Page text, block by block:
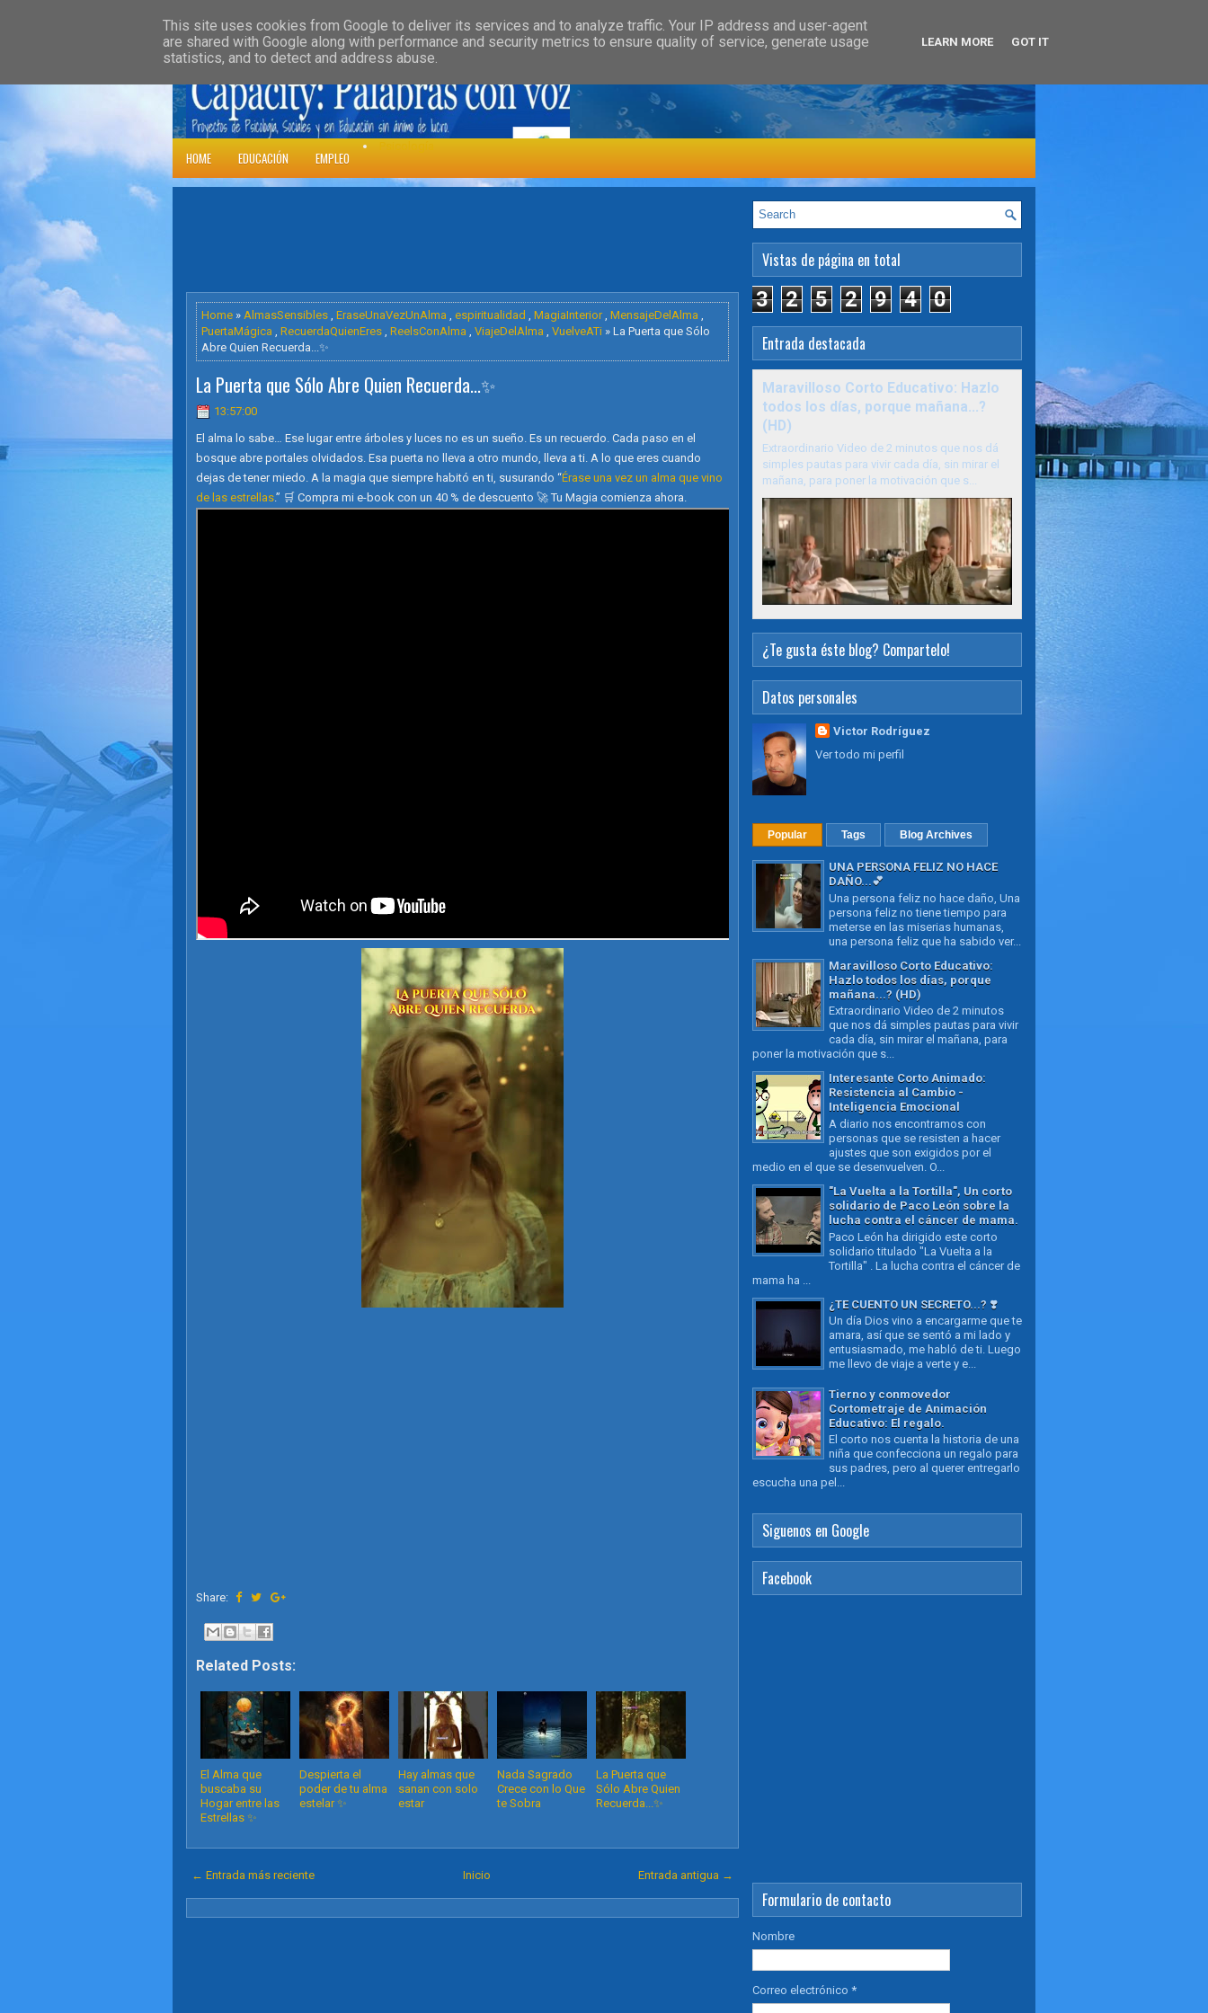
HOME DOWNLOADS » PARENT CATEGORY » FEATURED HEALTH »
HOME EDUCACIÓN EMPLEO
Home » AlmasSensibles , EraseUnaVezUnAlma , espiritualidad , MagiaInterior, MensajeDelAlma ,
PuertaMágica , RecuerdaQuienEres , ReelsConAlma , ViajeDelAlma , VuelveATi » La Puerta que Sólo
Abre Quien Recuerda...✨️
La Puerta que Sólo Abre Quien Recuerda...✨️
13:57:00
El alma lo sabe… Ese lugar entre árboles y luces no es un sueño. Es un recuerdo. Cada paso en el
bosque abre portales olvidados. Esa puerta no lleva a otro mundo, lleva a ti. A lo que eres cuando
dejas de tener miedo. A la magia que siempre habitó en ti, susurando “Érase una vez un alma que vino
de las estrellas.” 🛒 Compra mi e-book con un 40 % de descuento 🚀 Tu Magia comienza ahora.
Share:
Related Posts:
El Alma que
buscaba su
Hogar entre las
Estrellas ✨️
Despierta el
poder de tu alma
estelar ✨️
Hay almas que
sanan con solo
estar
Nada Sagrado
Crece con lo Que
te Sobra
La Puerta que
Sólo Abre Quien
Recuerda...✨️
← Entrada más reciente Entrada antigua →
Inicio
Vistas de página en total
3 2 5 2 9 4 0
Entrada destacada
Maravilloso Corto Educativo: Hazlo
todos los días, porque mañana...?
(HD)
Extraordinario Video de 2 minutos que nos dá
simples pautas para vivir cada día, sin mirar el
mañana, para poner la motivación que s...
¿Te gusta éste blog? Compartelo!
Datos personales
Victor Rodríguez
Ver todo mi perfil
Popular Tags Blog Archives
UNA PERSONA FELIZ NO HACE
DAÑO...💕
Una persona feliz no hace daño, Una
persona feliz no tiene tiempo para
meterse en las miserias humanas,
una persona feliz que ha sabido ver...
Maravilloso Corto Educativo:
Hazlo todos los días, porque
mañana...? (HD)
Extraordinario Video de 2 minutos
que nos dá simples pautas para vivir
cada día, sin mirar el mañana, para
poner la motivación que s...
Interesante Corto Animado:
Resistencia al Cambio -
Inteligencia Emocional
A diario nos encontramos con
personas que se resisten a hacer
ajustes que son exigidos por el
medio en el que se desenvuelven. O...
"La Vuelta a la Tortilla", Un corto
solidario de Paco León sobre la
lucha contra el cáncer de mama.
Paco León ha dirigido este corto
solidario titulado "La Vuelta a la
Tortilla" . La lucha contra el cáncer de
mama ha ...
¿TE CUENTO UN SECRETO...? ❣️
Un día Dios vino a encargarme que te
amara, así que se sentó a mi lado y
entusiasmado, me habló de ti. Luego
me llevo de viaje a verte y e...
Tierno y conmovedor
Cortometraje de Animación
Educativo: El regalo.
El corto nos cuenta la historia de una
niña que confecciona un regalo para
sus padres, pero al querer entregarlo
escucha una pel...
Siguenos en Google
Facebook
Formulario de contacto
Nombre
Correo electrónico *
This site uses cookies from Google to deliver its services and to analyze traffic. Your IP address and user-agent
are shared with Google along with performance and security metrics to ensure quality of service, generate usage
statistics, and to detect and address abuse.
LEARN MORE GOT IT